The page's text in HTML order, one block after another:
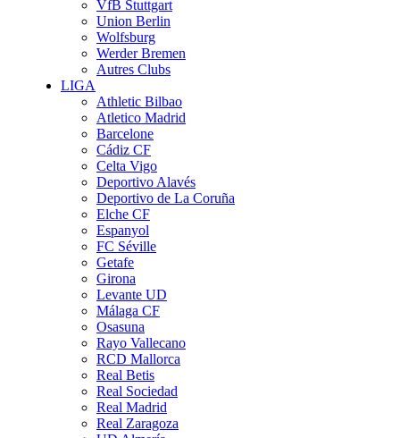
VfB Stuttgart
Union Berlin
Wolfsburg
Werder Bremen
Autres Clubs
LIGA
Athletic Bilbao
Atletico Madrid
Barcelone
Cádiz CF
Celta Vigo
Deportivo Alavés
Deportivo de La Coruña
Elche CF
Espanyol
FC Séville
Getafe
Girona
Levante UD
Málaga CF
Osasuna
Rayo Vallecano
RCD Mallorca
Real Betis
Real Sociedad
Real Madrid
Real Zaragoza